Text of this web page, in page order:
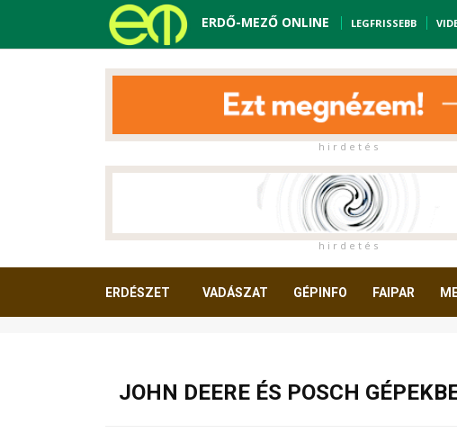
ERDŐ-MEZŐ ONLINE LEGFRISSEBB
h i r d e t é s
h i r d e t é s
ERDÉSZET VADÁSZAT GÉPINFO FAIPAR
JOHN DEERE ÉS POSCH